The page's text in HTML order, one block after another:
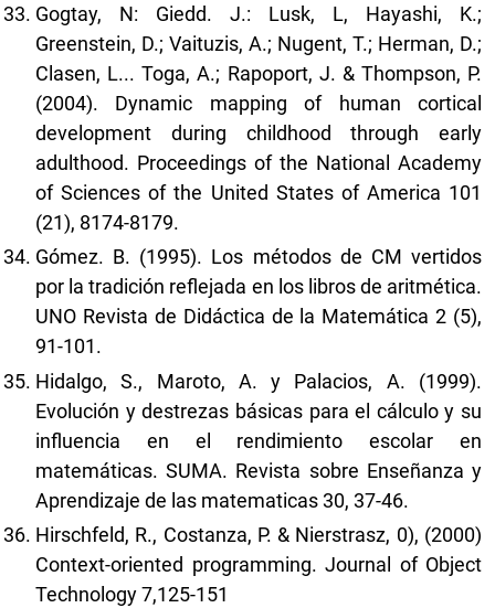
Gogtay, N: Giedd. J.: Lusk, L, Hayashi, K.;
Greenstein, D.; Vaituzis, A.; Nugent, T.; Herman, D.;
Clasen, L... Toga, A.; Rapoport, J. & Thompson, P.
(2004). Dynamic mapping of human cortical
development during childhood through early
adulthood. Proceedings of the National Academy
of Sciences of the United States of America 101
(21), 8174-8179.
Gómez. B. (1995). Los métodos de CM vertidos
por la tradición reflejada en los libros de aritmética.
UNO Revista de Didáctica de la Matemática 2 (5),
91-101.
Hidalgo, S., Maroto, A. y Palacios, A. (1999).
Evolución y destrezas básicas para el cálculo y su
influencia en el rendimiento escolar en
matemáticas. SUMA. Revista sobre Enseñanza y
Aprendizaje de las matematicas 30, 37-46.
Hirschfeld, R., Costanza, P. & Nierstrasz, 0), (2000)
Context-oriented programming. Journal of Object
Technology 7,125-151